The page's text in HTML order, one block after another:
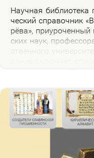
На­уч­ная
че­ский спра­воч­ник
рё­ва»,
ских на­ук,